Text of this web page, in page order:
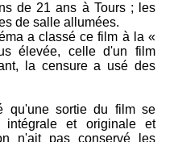
de 21 ans à Tours ; les
de salle allumées.
a classé ce film à la «
élevée, celle d'un film
la censure a usé des
qu'une sortie du film se
et originale et
n'ait pas conservé les